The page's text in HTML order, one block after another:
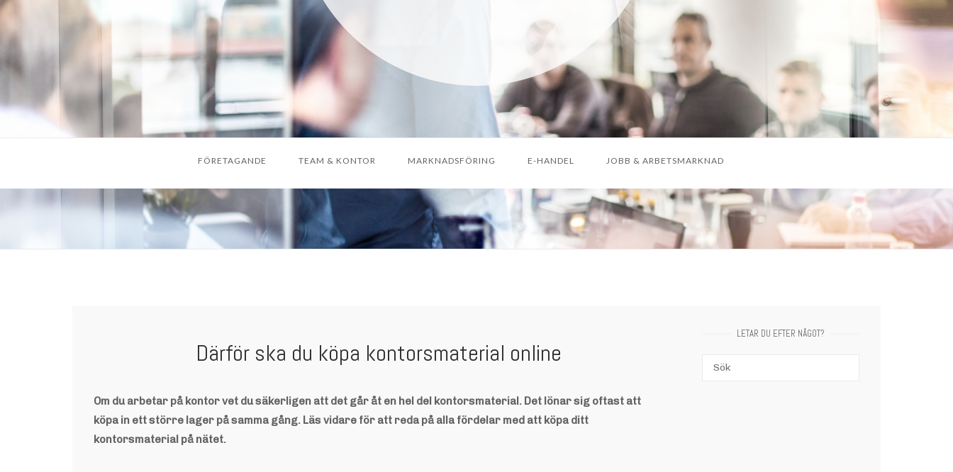
FÖRETAGANDE TEAM & KONTOR MARKNADSFÖRING E-HANDEL JOBB & ARBETSMARKNAD
Därför ska du köpa kontorsmaterial online
Om du arbetar på kontor vet du säkerligen att det går åt en hel del kontorsmaterial. Det lönar sig oftast att
köpa in ett större lager på samma gång. Läs vidare för att reda på alla fördelar med att köpa ditt
kontorsmaterial på nätet.
LETAR DU EFTER NÅGOT?
Sök